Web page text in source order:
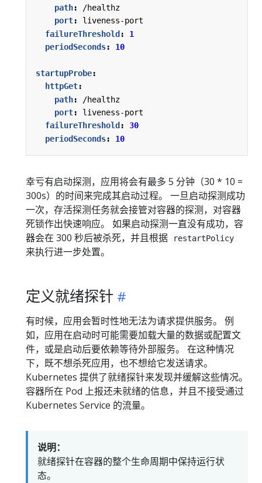
path:
/healthz
port:
liveness-port
failureThreshold:
1
periodSeconds: 10
startupProbe:
httpGet:
path:
/healthz
port:
liveness-port
failureThreshold :
30
periodSeconds: 10
幸亏有启动探测，应用将会有最多 5 分钟（30 * 10 =
300s）的时间来完成其启动过程。 一旦启动探测成功
一次，存活探测任务就会接管对容器的探测，对容器
死锁作出快速响应。 如果启动探测一直没有成功，容
器会在 300 秒后被杀死，并且根据
restartPolicy
来执行进一步处置。
定义就绪探针
有时候，应用会暂时性地无法为请求提供服务。 例
如，应用在启动时可能需要加载大量的数据或配置文
件，或是启动后要依赖等待外部服务。 在这种情况
下，既不想杀死应用，也不想给它发送请求。
Kubernetes 提供了就绪探针来发现并缓解这些情况。
容器所在 Pod 上报还未就绪的信息，并且不接受通过
Kubernetes Service 的流量。
说明：
就绪探针在容器的整个生命周期中保持运行状
态。